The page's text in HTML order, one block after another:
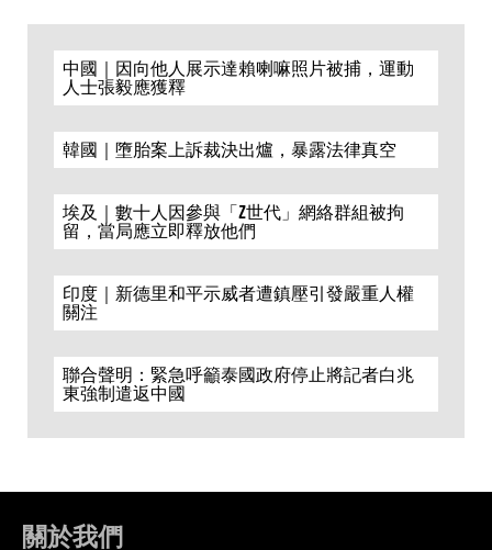
中國｜因向他人展示達賴喇嘛照片被捕，運動
人士張毅應獲釋
韓國｜墮胎案上訴裁決出爐，暴露法律真空
埃及｜數十人因參與「Z世代」網絡群組被拘
留，當局應立即釋放他們
印度｜新德里和平示威者遭鎮壓引發嚴重人權
關注
聯合聲明：緊急呼籲泰國政府停止將記者白兆
東強制遣返中國
關於我們